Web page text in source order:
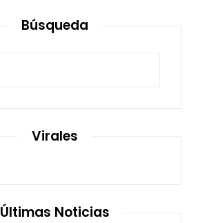
Búsqueda
Virales
Últimas Noticias